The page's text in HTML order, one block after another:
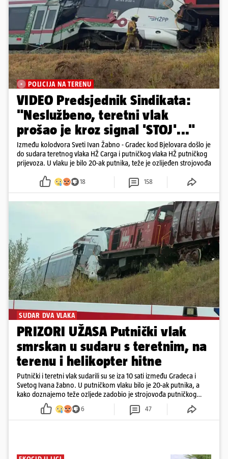
POLICIJA NA TERENU
VIDEO Predsjednik Sindikata:
"Neslužbeno, teretni vlak
prošao je kroz signal 'STOJ'..."
Između kolodvora Sveti Ivan Žabno - Gradec kod Bjelovara došlo je
do sudara teretnog vlaka HŽ Carga i putničkog vlaka HŽ putničkog
prijevoza. U vlaku je bilo 20-ak putnika, teže je ozlijeđen strojovođa
18 158
SUDAR DVA VLAKA
PRIZORI UŽASA Putnički vlak
smrskan u sudaru s teretnim, na
terenu i helikopter hitne
Putnički i teretni vlak sudarili su se iza 10 sati između Gradeca i
Svetog Ivana žabno. U putničkom vlaku bilo je 20-ak putnika, a
kako doznajemo teže ozljede zadobio je strojovođa putničkog
vlaka. Zatvoren je promet, a fotoreporteri Prigorskog objavili su
prve snimke s mjesta sudara
6 47